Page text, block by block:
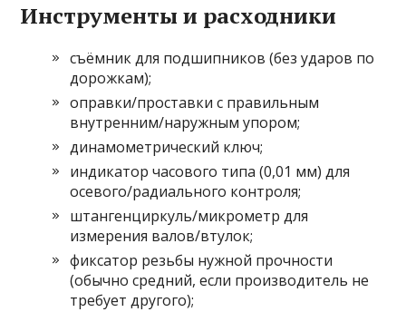
Инструменты и расходники
съёмник для подшипников (без ударов по
дорожкам);
оправки/проставки с правильным
внутренним/наружным упором;
динамометрический ключ;
индикатор часового типа (0,01 мм) для
осевого/радиального контроля;
штангенциркуль/микрометр для
измерения валов/втулок;
фиксатор резьбы нужной прочности
(обычно средний, если производитель не
требует другого);